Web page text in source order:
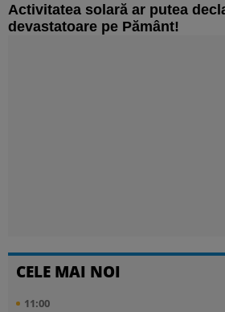
Activitatea solară ar putea
devastatoare pe Pământ!
CELE MAI NOI
11:00